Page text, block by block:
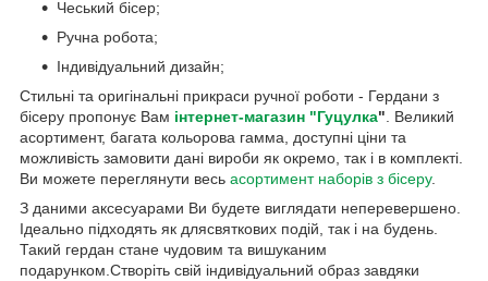
Чеський бісер;
Ручна робота;
Індивідуальний дизайн;
Стильні та оригінальні прикраси ручної роботи - Гердани з
бісеру пропонує Вам інтернет-магазин "Гуцулка". Великий
асортимент, багата кольорова гамма, доступні ціни та
можливість замовити дані вироби як окремо, так і в комплекті.
Ви можете переглянути весь асортимент наборів з бісеру.
З даними аксесуарами Ви будете виглядати неперевершено.
Ідеально підходять як длясвяткових подій, так і на будень.
Такий гердан стане чудовим та вишуканим
подарунком.Створіть свій індивідуальний образ завдяки